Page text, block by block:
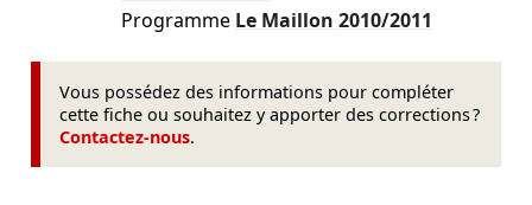
Programme Le Maillon 2010/2011
Vous possédez des informations pour compléter
cette fiche ou souhaitez y apporter des corrections ?
Contactez-nous.